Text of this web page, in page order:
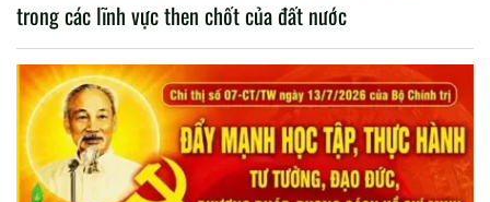
trong các lĩnh vực then chốt của đất nước